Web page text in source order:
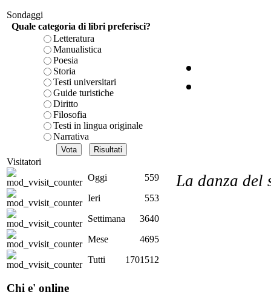
Sondaggi
Quale categoria di libri preferisci?
Letteratura
Manualistica
Poesia
Storia
Testi universitari
Guide turistiche
Diritto
Filosofia
Testi in lingua originale
Narrativa
Visitatori
Oggi
559
Ieri
553
Settimana
3640
Mese
4695
Tutti
1701512
Chi e' online
La danza del